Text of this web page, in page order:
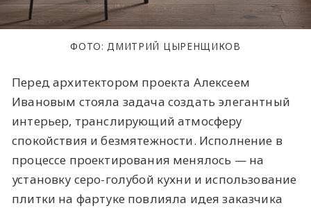
ФОТО: ДМИТРИЙ ЦЫРЕНЩИКОВ
Перед архитектором проекта Алексеем
Ивановым стояла задача создать элегантный
интерьер, транслирующий атмосферу
спокойствия и безмятежности. Исполнение в
процессе проектирования менялось — на
установку серо-голубой кухни и использование
плитки на фартуке повлияла идея заказчика